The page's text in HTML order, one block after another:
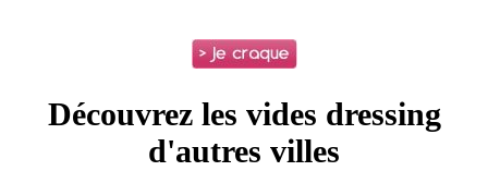
Découvrez les vides dressing
d'autres villes